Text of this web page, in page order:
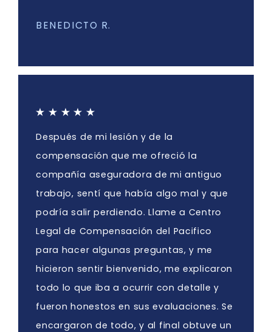
BENEDICTO R.
Después de mi lesión y de la
compensación que me ofreció la
compañía aseguradora de mi antiguo
trabajo, sentí que había algo mal y que
podría salir perdiendo. Llame a Centro
Legal de Compensación del Pacifico
para hacer algunas preguntas, y me
hicieron sentir bienvenido, me explicaron
todo lo que iba a ocurrir con detalle y
fueron honestos en sus evaluaciones. Se
encargaron de todo, y al final obtuve un